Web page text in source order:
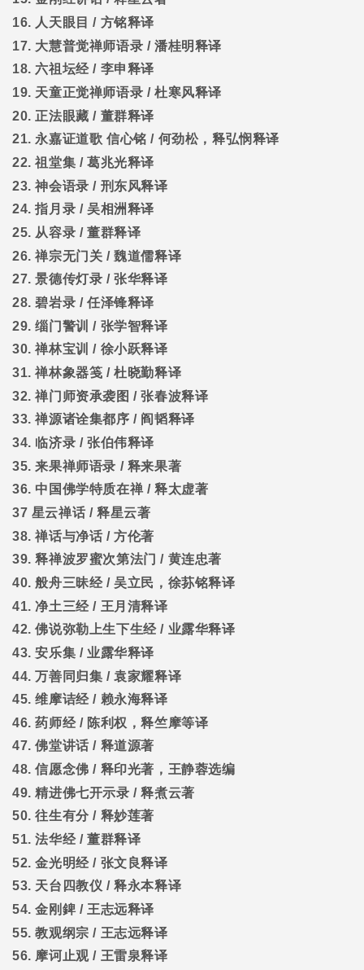
16. 人天眼目 / 方铭释译
17. 大慧普觉禅师语录 /潘桂明释译
18. 六祖坛经/ 李申释译
19. 天童正觉禅师语录 /杜寒风释译
20. 正法眼藏 / 董群释译
21.永嘉证道歌 信心铭 / 何劲松，释弘悯释译
22.祖堂集 /葛兆光释译
23.神会语录 / 刑东风释译
24.指月录 /吴相洲释译
25. 从容录 /董群释译
26.禅宗无门关 /魏道儒释译
27.景德传灯录 /张华释译
28.碧岩录 /任泽锋释译
29.缁门警训 / 张学智释译
30.禅林宝训 / 徐小跃释译
31.禅林象器笺 /杜晓勤释译
32.禅门师资承袭图 /张春波释译
33.禅源诸诠集都序 / 阎韬释译
34. 临济录 /张伯伟释译
35.来果禅师语录 / 释来果著
36. 中国佛学特质在禅/释太虚著
37 星云禅话 /释星云著
38.禅话与净话 /方伦著
39.释禅波罗蜜次第法门 / 黄连忠著
40.般舟三昧经/吴立民，徐荪铭释译
41.净土三经/ 王月清释译
42.佛说弥勒上生下生经/ 业露华释译
43.安乐集 /业露华释译
44.万善同归集 /袁家耀释译
45.维摩诘经/ 赖永海释译
46.药师经/ 陈利权，释竺摩等译
47.佛堂讲话 / 释道源著
48.信愿念佛 / 释印光著，王静蓉选编
49.精进佛七开示录 /释煮云著
50.往生有分 / 释妙莲著
51.法华经/董群释译
52.金光明经/ 张文良释译
53. 天台四教仪 /释永本释译
54.金刚錍 / 王志远释译
55.教观纲宗 / 王志远释译
56. 摩诃止观/ 王雷泉释译